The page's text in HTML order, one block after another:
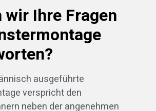
wir Ihre Fragen
ausgeführte
verspricht den
neben der angenehmen